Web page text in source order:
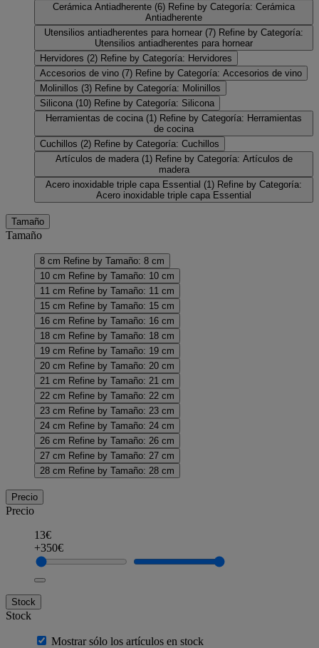
Cerámica Antiadherente (6) Refine by Categoría: Cerámica
Antiadherente
Utensilios antiadherentes para hornear (7) Refine by Categoría:
Utensilios antiadherentes para hornear
Hervidores (2) Refine by Categoría: Hervidores
Accesorios de vino (7) Refine by Categoría: Accesorios de vino
Molinillos (3) Refine by Categoría: Molinillos
Silicona (10) Refine by Categoría: Silicona
Herramientas de cocina (1) Refine by Categoría: Herramientas
de cocina
Cuchillos (2) Refine by Categoría: Cuchillos
Artículos de madera (1) Refine by Categoría: Artículos de
madera
Acero inoxidable triple capa Essential (1) Refine by Categoría:
Acero inoxidable triple capa Essential
Tamaño
Tamaño
8 cm Refine by Tamaño: 8 cm
10 cm Refine by Tamaño: 10 cm
11 cm Refine by Tamaño: 11 cm
15 cm Refine by Tamaño: 15 cm
16 cm Refine by Tamaño: 16 cm
18 cm Refine by Tamaño: 18 cm
19 cm Refine by Tamaño: 19 cm
20 cm Refine by Tamaño: 20 cm
21 cm Refine by Tamaño: 21 cm
22 cm Refine by Tamaño: 22 cm
23 cm Refine by Tamaño: 23 cm
24 cm Refine by Tamaño: 24 cm
26 cm Refine by Tamaño: 26 cm
27 cm Refine by Tamaño: 27 cm
28 cm Refine by Tamaño: 28 cm
Precio
Precio
13€
+350€
Stock
Stock
Mostrar sólo los artículos en stock